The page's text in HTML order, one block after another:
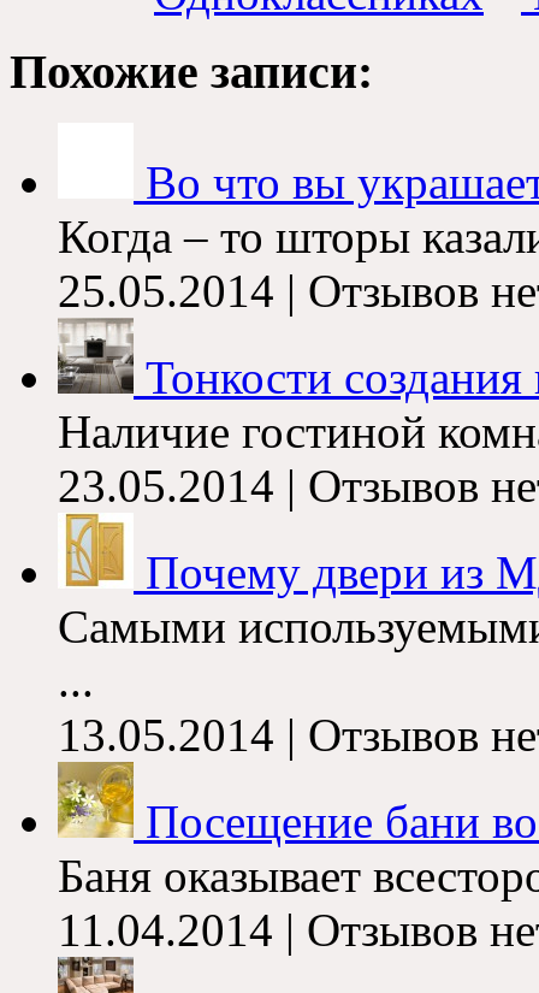
Похожие записи:
Во что вы
Когда – то шторы
25.05.2014 | Отзывов
Тонкости создания
Наличие гостиной
23.05.2014 | Отзывов
Почему двери из
Самыми
...
13.05.2014 | Отзывов
Посещение бани
Баня оказывает
11.04.2014 | Отзывов